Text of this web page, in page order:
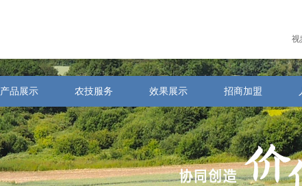
视
产品展示 农技服务 效果展示 招商加盟